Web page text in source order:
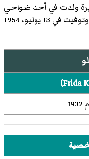
ولدت في أحد ضواحي
في 06 يوليو، 1907 وتوفيت في 13 يوليو، 1954
Frida
)‏